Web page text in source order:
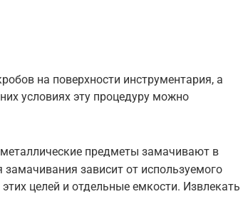
на поверхности инструментария, а
условиях эту процедуру можно
предметы замачивают в
зависит от используемого
целей и отдельные емкости. Извлекать